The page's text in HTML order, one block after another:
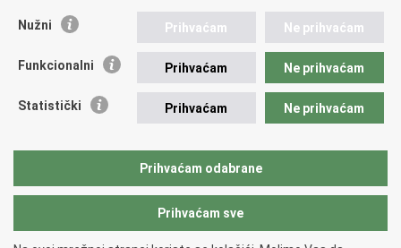
Nepravilnosti
Javna nabava u MVEP-u
Nadzor rada i unutarnja revizija službe vanjskih poslova
Nužni Prihvaćam Ne prihvaćam
Funkcionalni Prihvaćam Ne prihvaćam
Statistički Prihvaćam Ne prihvaćam
Prihvaćam odabrane
Prihvaćam sve